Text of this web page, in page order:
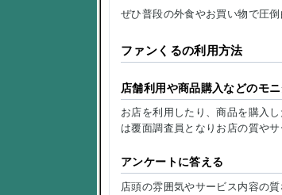
ぜひ普段の外食やお買い物で圧
ファンくるの利用方法
店舗利用や商品購入などのモ
お店を利用したり、商品を購入
は覆面調査員となりお店の質や
アンケートに答える
店頭の雰囲気やサービス内容の